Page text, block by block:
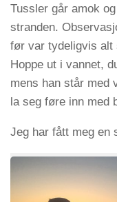
Tussler går amok
stranden.
før var tydeligvis alt
Hoppe ut i vannet,
mens han står med
la seg føre inn med
Jeg har fått meg en